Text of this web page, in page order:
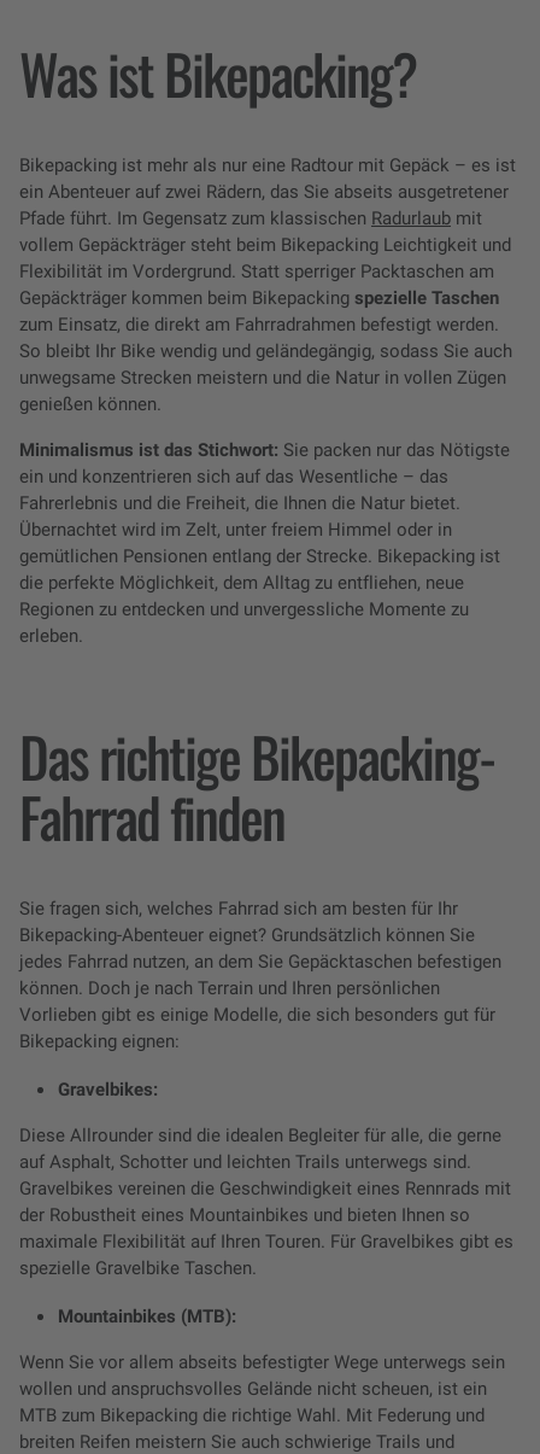
Was ist Bikepacking?
Bikepacking ist mehr als nur eine Radtour mit Gepäck – es ist
ein Abenteuer auf zwei Rädern, das Sie abseits ausgetretener
Pfade führt. Im Gegensatz zum klassischen Radurlaub mit
vollem Gepäckträger steht beim Bikepacking Leichtigkeit und
Flexibilität im Vordergrund. Statt sperriger Packtaschen am
Gepäckträger kommen beim Bikepacking spezielle Taschen
zum Einsatz, die direkt am Fahrradrahmen befestigt werden.
So bleibt Ihr Bike wendig und geländegängig, sodass Sie auch
unwegsame Strecken meistern und die Natur in vollen Zügen
genießen können.
Minimalismus ist das Stichwort: Sie packen nur das Nötigste
ein und konzentrieren sich auf das Wesentliche – das
Fahrerlebnis und die Freiheit, die Ihnen die Natur bietet.
Übernachtet wird im Zelt, unter freiem Himmel oder in
gemütlichen Pensionen entlang der Strecke. Bikepacking ist
die perfekte Möglichkeit, dem Alltag zu entfliehen, neue
Regionen zu entdecken und unvergessliche Momente zu
erleben.
Das richtige Bikepacking-
Fahrrad finden
Sie fragen sich, welches Fahrrad sich am besten für Ihr
Bikepacking-Abenteuer eignet? Grundsätzlich können Sie
jedes Fahrrad nutzen, an dem Sie Gepäcktaschen befestigen
können. Doch je nach Terrain und Ihren persönlichen
Vorlieben gibt es einige Modelle, die sich besonders gut für
Bikepacking eignen:
Gravelbikes:
Diese Allrounder sind die idealen Begleiter für alle, die gerne
auf Asphalt, Schotter und leichten Trails unterwegs sind.
Gravelbikes vereinen die Geschwindigkeit eines Rennrads mit
der Robustheit eines Mountainbikes und bieten Ihnen so
maximale Flexibilität auf Ihren Touren. Für Gravelbikes gibt es
spezielle Gravelbike Taschen.
Mountainbikes (MTB):
Wenn Sie vor allem abseits befestigter Wege unterwegs sein
wollen und anspruchsvolles Gelände nicht scheuen, ist ein
MTB zum Bikepacking die richtige Wahl. Mit Federung und
breiten Reifen meistern Sie auch schwierige Trails und